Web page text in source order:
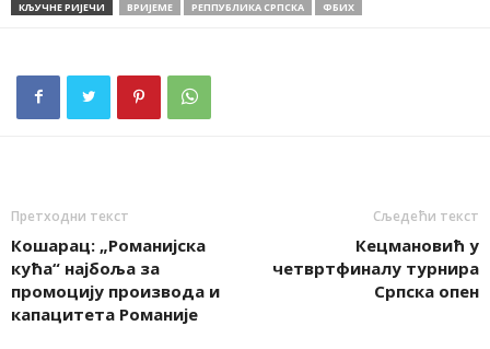
КЉУЧНЕ РИЈЕЧИ
ВРИЈЕМЕ РЕППУБЛИКА СРПСКА ФБИХ
Претходни текст
Кошарац: „Романијска
кућа“ најбоља за
промоцију производа и
капацитета Романије
Сљедећи текст
Кецмановић у
четвртфиналу турнира
Српска опен